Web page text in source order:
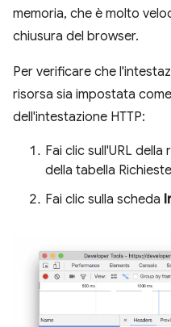
memoria, che è molto
chiusura del browser.
Per verificare che
risorsa sia impostata
dell'intestazione HTTP:
Fai clic sull'URL
della tabella
Fai clic sulla scheda